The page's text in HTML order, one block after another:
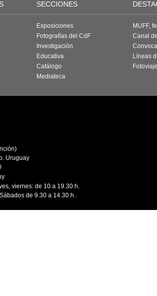
SECCIONES
Exposiciones
Fotografías del CdF
Investigación
Educativa
Catálogo
Mediateca
MUFF,
Canal
Líneas
Uruguay
viernes: de 10 a 19.30 h.
de 9.30 a 14.30 h.